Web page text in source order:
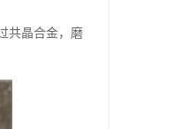
共晶合金，磨